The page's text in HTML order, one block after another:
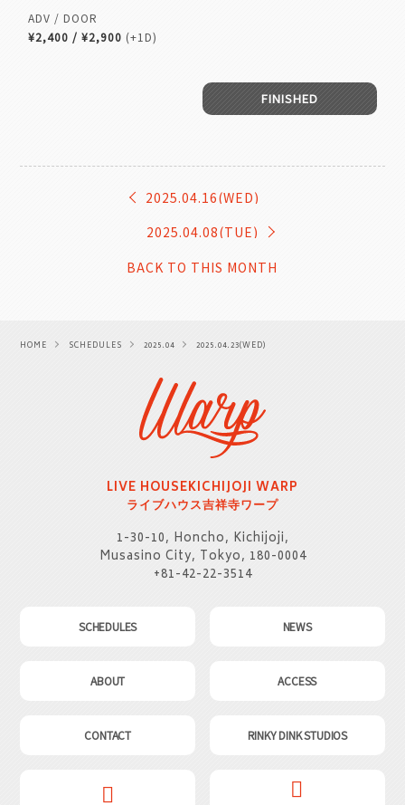
ADV / DOOR
¥2,400 / ¥2,900 (+1D)
FINISHED
2025.04.16(WED)
2025.04.08(TUE)
BACK TO THIS MONTH
HOME SCHEDULES 2025.04 2025.04.23(WED)
LIVE HOUSEKICHIJOJI WARP
ライブハウス吉祥寺ワープ
1-30-10, Honcho, Kichijoji,
Musasino City, Tokyo, 180-0004
+81-42-22-3514
SCHEDULES NEWS
ABOUT ACCESS
CONTACT RINKY DINK STUDIOS